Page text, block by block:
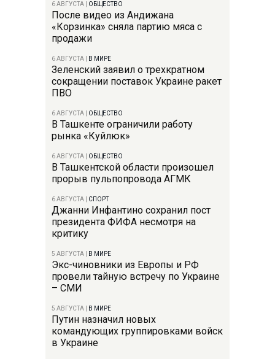
6 АВГУСТА ОБЩЕСТВО
После видео из Андижана
«Корзинка» сняла партию мяса с
продажи
6 АВГУСТА В МИРЕ
Зеленский заявил о трехкратном
сокращении поставок Украине ракет
ПВО
6 АВГУСТА ОБЩЕСТВО
В Ташкенте ограничили работу
рынка «Куйлюк»
6 АВГУСТА ОБЩЕСТВО
В Ташкентской области произошел
прорыв пульпопровода АГМК
6 АВГУСТА СПОРТ
Джанни Инфантино сохранил пост
президента ФИФА несмотря на
критику
5 АВГУСТА В МИРЕ
Экс-чиновники из Европы и РФ
провели тайную встречу по Украине
– СМИ
5 АВГУСТА В МИРЕ
Путин назначил новых
командующих группировками войск
в Украине